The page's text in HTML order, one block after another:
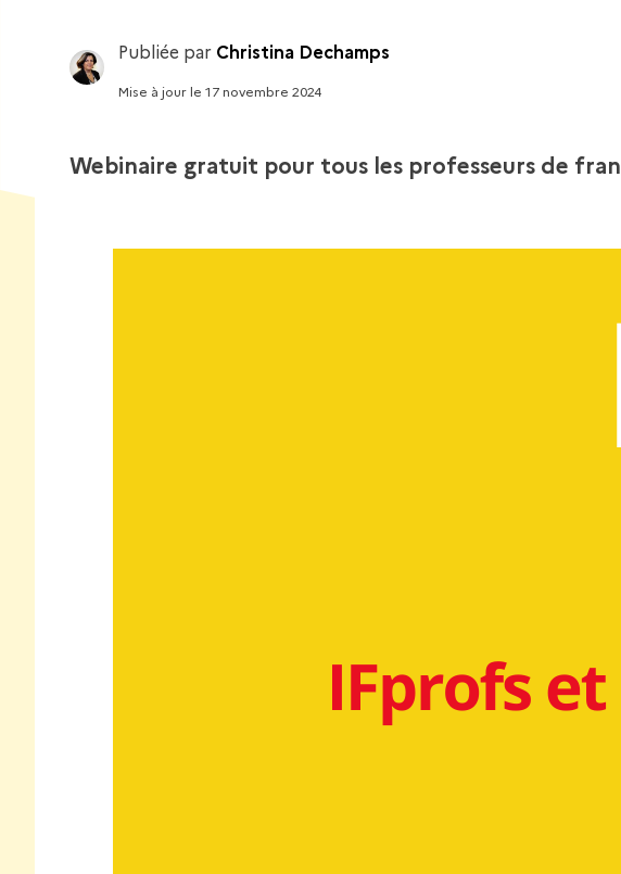
Publiée par Christina Dechamps
Mise à jourle 17 novembre 2024
Webinaire gratuit pour tous les professeurs de